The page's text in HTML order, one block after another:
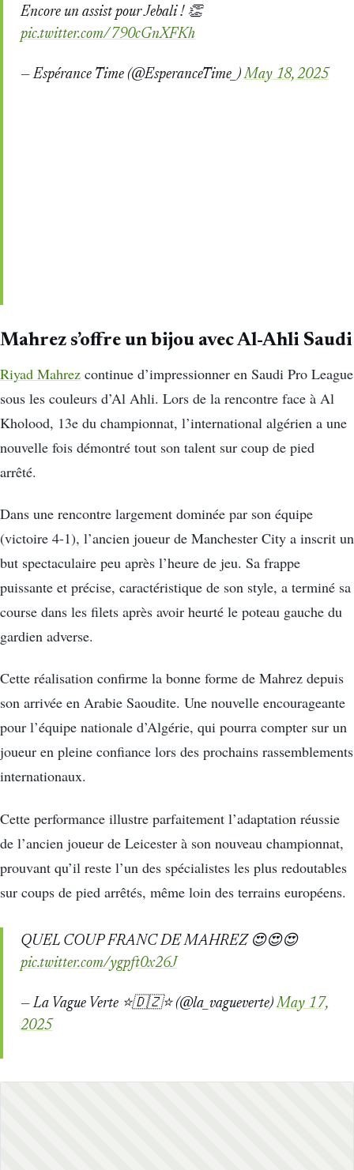
Encore un assist pour Jebali ! 👏
pic.twitter.com/790cGnXFKh
— Espérance Time (@EsperanceTime_)May 18, 2025
Mahrez s’offre un bijou avec Al-Ahli Saudi
Riyad Mahrez continue d’impressionner en Saudi Pro League
sous les couleurs d’Al Ahli. Lors de la rencontre face à Al
Kholood, 13e du championnat, l’international algérien a une
nouvelle fois démontré tout son talent sur coup de pied
arrêté.
Dans une rencontre largement dominée par son équipe
(victoire 4-1), l’ancien joueur de Manchester City a inscrit un
but spectaculaire peu après l’heure de jeu. Sa frappe
puissante et précise, caractéristique de son style, a terminé sa
course dans les filets après avoir heurté le poteau gauche du
gardien adverse.
Cette réalisation confirme la bonne forme de Mahrez depuis
son arrivée en Arabie Saoudite. Une nouvelle encourageante
pour l’équipe nationale d’Algérie, qui pourra compter sur un
joueur en pleine confiance lors des prochains rassemblements
internationaux.
Cette performance illustre parfaitement l’adaptation réussie
de l’ancien joueur de Leicester à son nouveau championnat,
prouvant qu’il reste l’un des spécialistes les plus redoutables
sur coups de pied arrêtés, même loin des terrains européens.
QUEL COUP FRANC DE MAHREZ 😍😍😍
pic.twitter.com/ygpft0x26J
— La Vague Verte ⭐️🇩🇿⭐️ (@la_vagueverte)May 17,
2025